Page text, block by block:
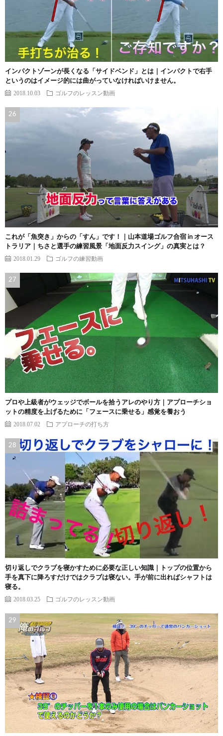
インパクトゾーンが長くなる「サイドベンド」とは｜インパクトで右手
というのはイメージ的には曲がっていなければいけません。
2018.10.03 ゴルフのレッスン動画
これが「魚突き」からの「すん」です！｜山本道場ゴルフ合宿 in オース
トラリア｜ちさと選手の練習風景「地面反力スイング」の真実とは？
2018.01.29 ゴルフの練習動画
プロや上級者がウェッジでボールを拾うアレのやり方｜アプローチショ
ットの精度を上げるために「フェースに乗せる」感覚を養おう
2018.07.02 アプローチの打ち方
切り返しでクラブを寝かすために必要な正しい知識｜トップの位置から
手を真下に降ろすだけではクラブは寝ない。手が前に出ればシャフトは
寝る。
2018.03.25 ゴルフのレッスン動画